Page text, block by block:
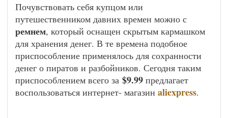
Почувствовать себя купцом или
путешественником давних времен можно с
ремнем, который оснащен скрытым кармашком
для хранения денег. В те времена подобное
приспособление применялось для сохранности
денег о пиратов и разбойников. Сегодня таким
приспособлением всего за $9.99 предлагает
воспользоваться интернет- магазин aliexpress.